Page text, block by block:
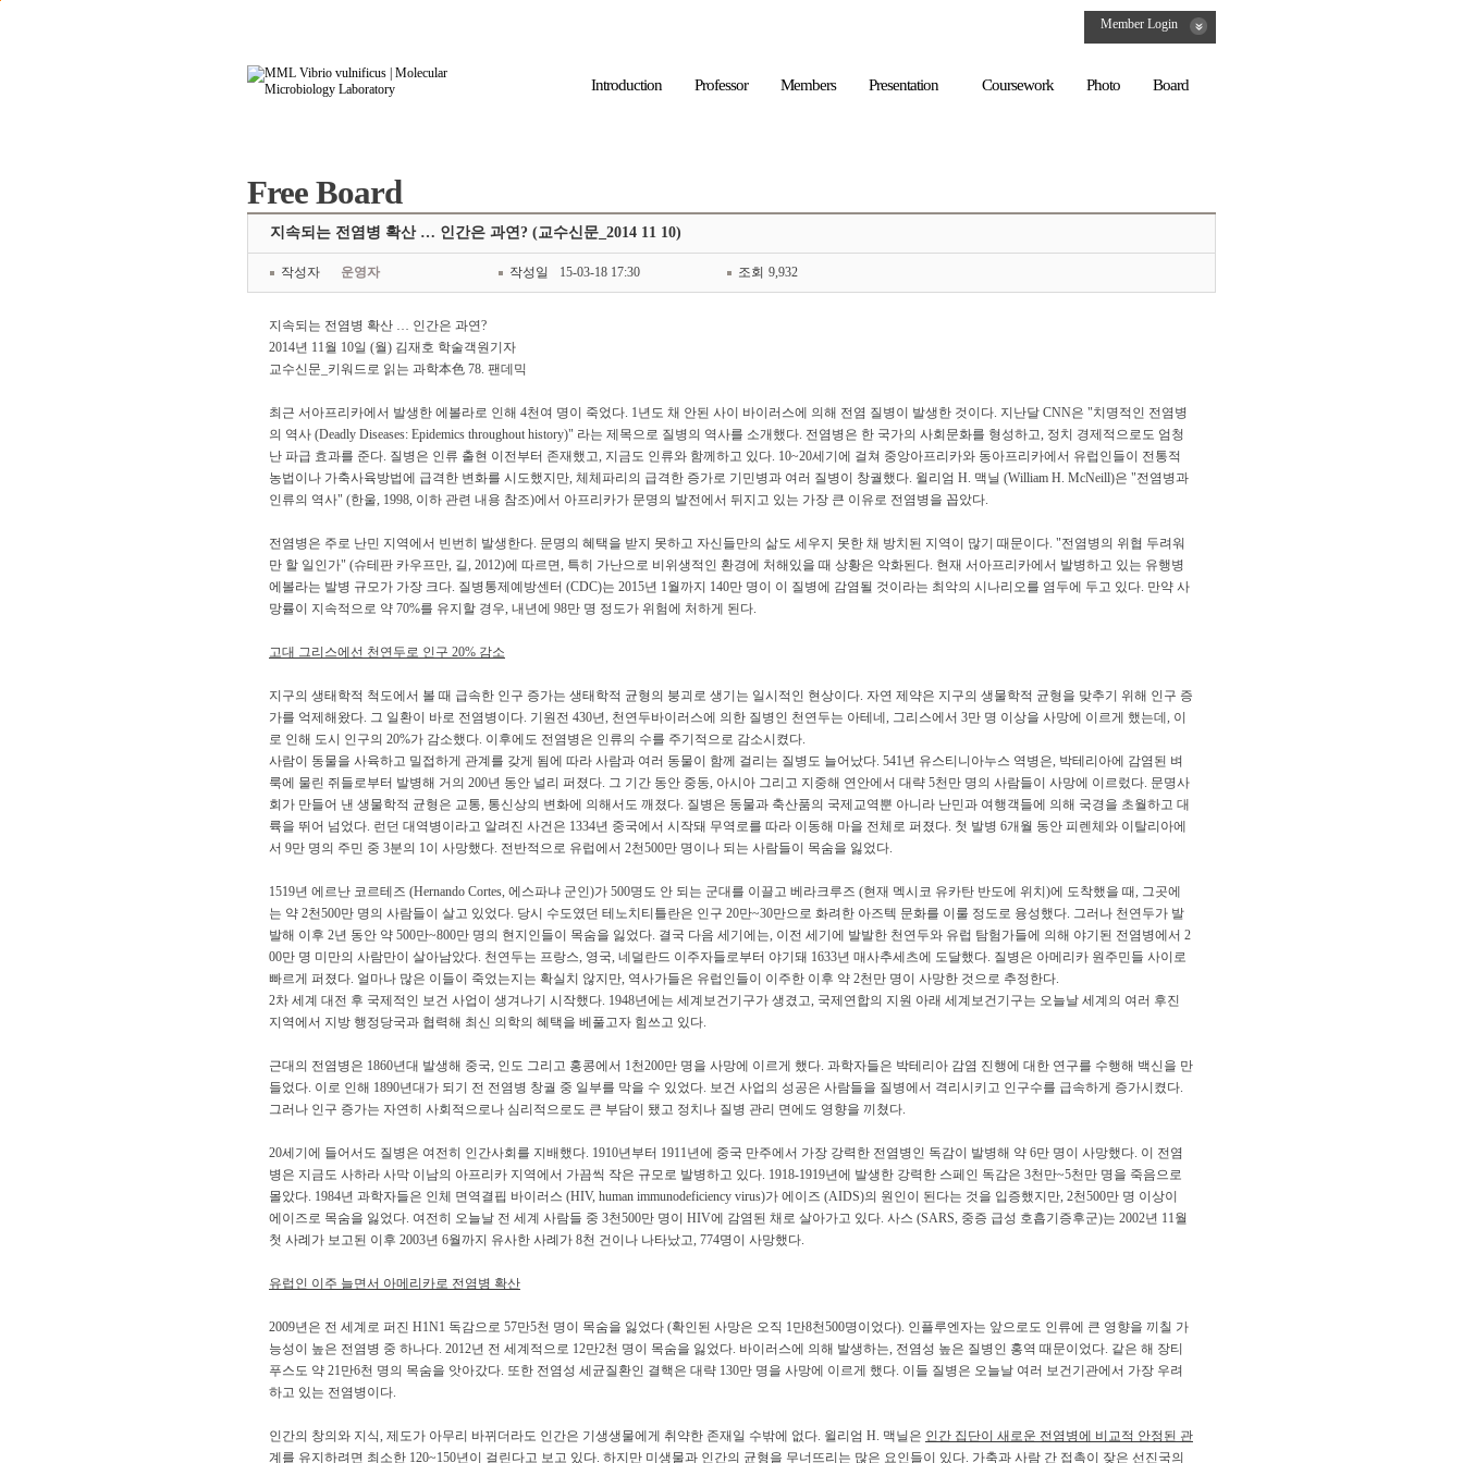
Member Login
Introduction Professor Members Presentation Coursework Photo Board
Free Board
지속되는 전염병 확산 … 인간은 과연? (교수신문_2014 11 10)
작성자 운영자 작성일 15-03-18 17:30 조회 9,932
지속되는 전염병 확산 … 인간은 과연?
2014년 11월 10일 (월) 김재호 학술객원기자
교수신문_키워드로 읽는 과학本色 78. 팬데믹
최근 서아프리카에서 발생한 에볼라로 인해 4천여 명이 죽었다. 1년도 채 안된 사이 바이러스에 의해 전염 질병이 발생한 것이다. 지난달 CNN은 "치명적인 전염병
의 역사 (Deadly Diseases: Epidemics throughout history)" 라는 제목으로 질병의 역사를 소개했다. 전염병은 한 국가의 사회문화를 형성하고, 정치 경제적으로도 엄청
난 파급 효과를 준다. 질병은 인류 출현 이전부터 존재했고, 지금도 인류와 함께하고 있다. 10~20세기에 걸쳐 중앙아프리카와 동아프리카에서 유럽인들이 전통적
농법이나 가축사육방법에 급격한 변화를 시도했지만, 체체파리의 급격한 증가로 기민병과 여러 질병이 창궐했다. 윌리엄 H. 맥닐 (William H. McNeill)은 "전염병과
인류의 역사" (한울, 1998, 이하 관련 내용 참조)에서 아프리카가 문명의 발전에서 뒤지고 있는 가장 큰 이유로 전염병을 꼽았다.
전염병은 주로 난민 지역에서 빈번히 발생한다. 문명의 혜택을 받지 못하고 자신들만의 삶도 세우지 못한 채 방치된 지역이 많기 때문이다. "전염병의 위협 두려워
만 할 일인가" (슈테판 카우프만, 길, 2012)에 따르면, 특히 가난으로 비위생적인 환경에 처해있을 때 상황은 악화된다. 현재 서아프리카에서 발병하고 있는 유행병
에볼라는 발병 규모가 가장 크다. 질병통제예방센터 (CDC)는 2015년 1월까지 140만 명이 이 질병에 감염될 것이라는 최악의 시나리오를 염두에 두고 있다. 만약 사
망률이 지속적으로 약 70%를 유지할 경우, 내년에 98만 명 정도가 위험에 처하게 된다.
고대 그리스에선 천연두로 인구 20% 감소
지구의 생태학적 척도에서 볼 때 급속한 인구 증가는 생태학적 균형의 붕괴로 생기는 일시적인 현상이다. 자연 제약은 지구의 생물학적 균형을 맞추기 위해 인구 증
가를 억제해왔다. 그 일환이 바로 전염병이다. 기원전 430년, 천연두바이러스에 의한 질병인 천연두는 아테네, 그리스에서 3만 명 이상을 사망에 이르게 했는데, 이
로 인해 도시 인구의 20%가 감소했다. 이후에도 전염병은 인류의 수를 주기적으로 감소시켰다.
사람이 동물을 사육하고 밀접하게 관계를 갖게 됨에 따라 사람과 여러 동물이 함께 걸리는 질병도 늘어났다. 541년 유스티니아누스 역병은, 박테리아에 감염된 벼
룩에 물린 쥐들로부터 발병해 거의 200년 동안 널리 퍼졌다. 그 기간 동안 중동, 아시아 그리고 지중해 연안에서 대략 5천만 명의 사람들이 사망에 이르렀다. 문명사
회가 만들어 낸 생물학적 균형은 교통, 통신상의 변화에 의해서도 깨졌다. 질병은 동물과 축산품의 국제교역뿐 아니라 난민과 여행객들에 의해 국경을 초월하고 대
륙을 뛰어 넘었다. 런던 대역병이라고 알려진 사건은 1334년 중국에서 시작돼 무역로를 따라 이동해 마을 전체로 퍼졌다. 첫 발병 6개월 동안 피렌체와 이탈리아에
서 9만 명의 주민 중 3분의 1이 사망했다. 전반적으로 유럽에서 2천500만 명이나 되는 사람들이 목숨을 잃었다.
1519년 에르난 코르테즈 (Hernando Cortes, 에스파냐 군인)가 500명도 안 되는 군대를 이끌고 베라크루즈 (현재 멕시코 유카탄 반도에 위치)에 도착했을 때, 그곳에
는 약 2천500만 명의 사람들이 살고 있었다. 당시 수도였던 테노치티틀란은 인구 20만~30만으로 화려한 아즈텍 문화를 이룰 정도로 융성했다. 그러나 천연두가 발
발해 이후 2년 동안 약 500만~800만 명의 현지인들이 목숨을 잃었다. 결국 다음 세기에는, 이전 세기에 발발한 천연두와 유럽 탐험가들에 의해 야기된 전염병에서 2
00만 명 미만의 사람만이 살아남았다. 천연두는 프랑스, 영국, 네덜란드 이주자들로부터 야기돼 1633년 매사추세츠에 도달했다. 질병은 아메리카 원주민들 사이로
빠르게 퍼졌다. 얼마나 많은 이들이 죽었는지는 확실치 않지만, 역사가들은 유럽인들이 이주한 이후 약 2천만 명이 사망한 것으로 추정한다.
2차 세계 대전 후 국제적인 보건 사업이 생겨나기 시작했다. 1948년에는 세계보건기구가 생겼고, 국제연합의 지원 아래 세계보건기구는 오늘날 세계의 여러 후진
지역에서 지방 행정당국과 협력해 최신 의학의 혜택을 베풀고자 힘쓰고 있다.
근대의 전염병은 1860년대 발생해 중국, 인도 그리고 홍콩에서 1천200만 명을 사망에 이르게 했다. 과학자들은 박테리아 감염 진행에 대한 연구를 수행해 백신을 만
들었다. 이로 인해 1890년대가 되기 전 전염병 창궐 중 일부를 막을 수 있었다. 보건 사업의 성공은 사람들을 질병에서 격리시키고 인구수를 급속하게 증가시켰다.
그러나 인구 증가는 자연히 사회적으로나 심리적으로도 큰 부담이 됐고 정치나 질병 관리 면에도 영향을 끼쳤다.
20세기에 들어서도 질병은 여전히 인간사회를 지배했다. 1910년부터 1911년에 중국 만주에서 가장 강력한 전염병인 독감이 발병해 약 6만 명이 사망했다. 이 전염
병은 지금도 사하라 사막 이남의 아프리카 지역에서 가끔씩 작은 규모로 발병하고 있다. 1918-1919년에 발생한 강력한 스페인 독감은 3천만~5천만 명을 죽음으로
몰았다. 1984년 과학자들은 인체 면역결핍 바이러스 (HIV, human immunodeficiency virus)가 에이즈 (AIDS)의 원인이 된다는 것을 입증했지만, 2천500만 명 이상이
에이즈로 목숨을 잃었다. 여전히 오늘날 전 세계 사람들 중 3천500만 명이 HIV에 감염된 채로 살아가고 있다. 사스 (SARS, 중증 급성 호흡기증후군)는 2002년 11월
첫 사례가 보고된 이후 2003년 6월까지 유사한 사례가 8천 건이나 나타났고, 774명이 사망했다.
유럽인 이주 늘면서 아메리카로 전염병 확산
2009년은 전 세계로 퍼진 H1N1 독감으로 57만5천 명이 목숨을 잃었다 (확인된 사망은 오직 1만8천500명이었다). 인플루엔자는 앞으로도 인류에 큰 영향을 끼칠 가
능성이 높은 전염병 중 하나다. 2012년 전 세계적으로 12만2천 명이 목숨을 잃었다. 바이러스에 의해 발생하는, 전염성 높은 질병인 홍역 때문이었다. 같은 해 장티
푸스도 약 21만6천 명의 목숨을 앗아갔다. 또한 전염성 세균질환인 결핵은 대략 130만 명을 사망에 이르게 했다. 이들 질병은 오늘날 여러 보건기관에서 가장 우려
하고 있는 전염병이다.
인간의 창의와 지식, 제도가 아무리 바뀌더라도 인간은 기생생물에게 취약한 존재일 수밖에 없다. 윌리엄 H. 맥닐은 인간 집단이 새로운 전염병에 비교적 안정된 관
계를 유지하려면 최소한 120~150년이 걸린다고 보고 있다. 하지만 미생물과 인간의 균형을 무너뜨리는 많은 요인들이 있다. 가축과 사람 간 접촉이 잦은 선진국의